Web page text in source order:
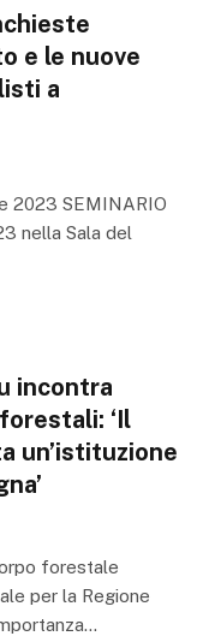
e le nuove
a
2023 SEMINARIO
nella Sala del
incontra
‘Il
un’istituzione
forestale
per la Regione